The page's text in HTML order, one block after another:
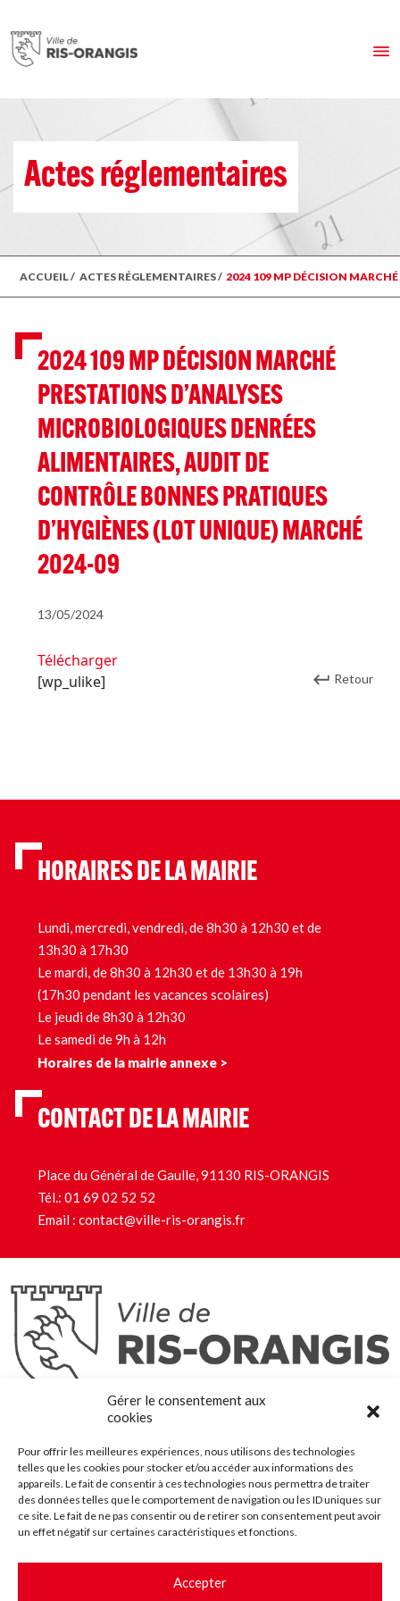
Gérer le consentement aux
cookies
Pour offrir les meilleures expériences, nous utilisons des technologies
telles que les cookies pour stocker et/ou accéder aux informations des
appareils. Le fait de consentir à ces technologies nous permettra de traiter
des données telles que le comportement de navigation ou les ID uniques sur
ce site. Le fait de ne pas consentir ou de retirer son consentement peut avoir
un effet négatif sur certaines caractéristiques et fonctions.
Accepter
Actes réglementaires
ACCUEIL/ ACTES RÉGLEMENTAIRES/ 2024 109 MP DÉCISION
2024 109 MP DÉCISION MARCHÉ
PRESTATIONS D’ANALYSES
MICROBIOLOGIQUES DENRÉES
ALIMENTAIRES, AUDIT DE
CONTRÔLE BONNES PRATIQUES
D’HYGIÈNES (LOT UNIQUE) MARCHÉ
2024-09
13/05/2024
Télécharger
[wp_ulike]
Retour
HORAIRES DE LA MAIRIE
Lundi, mercredi, vendredi, de 8h30 à 12h30 et de
13h30 à 17h30
Le mardi, de 8h30 à 12h30 et de 13h30 à 19h
(17h30 pendant les vacances scolaires)
Le jeudi de 8h30 à 12h30
Le samedi de 9h à 12h
Horaires de la mairie annexe >
CONTACT DE LA MAIRIE
Place du Général de Gaulle, 91130 RIS-ORANGIS
Tél.: 01 69 02 52 52
Email : contact@ville-ris-orangis.fr
Ris-Orangis
@2022 — Tous droits réservés
Plan du site
Contact
Accessibilité
Crédits
Les marchés publics
Suggestions & Améliorations